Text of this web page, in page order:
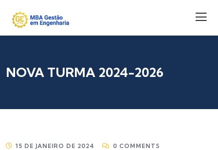
NOVA TURMA 2024-2026
15 DE JANEIRO DE 2024 0 COMMENTS